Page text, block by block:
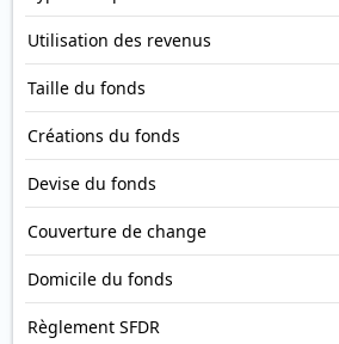
Utilisation des revenus
Taille du fonds
Créations du fonds
Devise du fonds
Couverture de change
Domicile du fonds
Règlement SFDR